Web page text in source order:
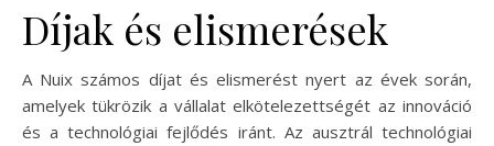
Díjak és elismerések
A Nuix számos díjat és elismerést nyert az évek során,
amelyek tükrözik a vállalat elkötelezettségét az innováció
és a technológiai fejlődés iránt. Az ausztrál technológiai